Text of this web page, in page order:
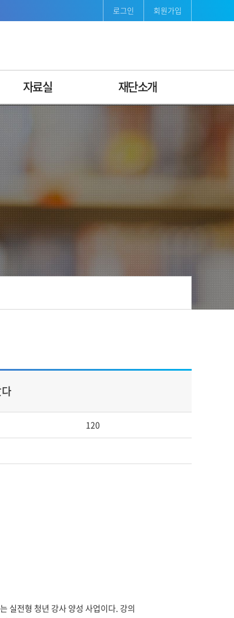
로그인 회원가입
자료실
보도자료
발간자료
서식자료
재단소개
재단소개
인사말
연혁
조직도ꞏ팀별안내
비전·미션 & CI
경영공시
지속가능경영
오시는길
120
실전형 청년 강사 양성 사업이다. 강의